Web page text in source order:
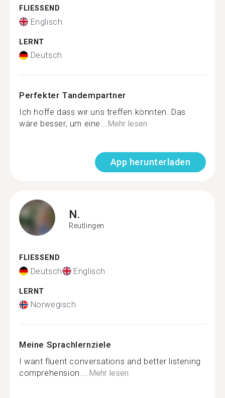
FLIESSEND
Englisch
LERNT
Deutsch
Perfekter Tandempartner
Ich hoffe dass wir uns treffen könnten. Das
wäre besser, um eine...Mehr lesen
App herunterladen
N.
Reutlingen
FLIESSEND
Deutsch Englisch
LERNT
Norwegisch
Meine Sprachlernziele
I want fluent conversations and better listening
comprehension....Mehr lesen